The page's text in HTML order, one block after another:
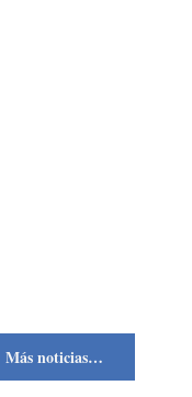
Más noticias…